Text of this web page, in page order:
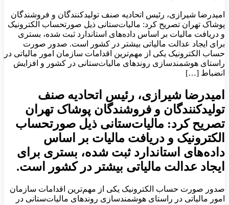
امیدرضا شیرازی، رئیس اتحادیه صنف تولیدکنندگان و فروشندگان
پوشاک تهران تصریح کرد: مالیات‌ستانی ذیل صورت‎حساب الکترونیک
و دریافت مالیات بر اساس داده‌های استاندارد ثبت شده، بستری
برای ایجاد عدالت مالیاتی بیشتر در کشور است. صدور صورت
حساب الکترونیک یکی از مهم‌ترین اقدامات سازمان امور مالیاتی در
راستای هوشمندسازی روندهای مالیات‌ستانی در کشور و افزایش
انضباط […]
امیدرضا شیرازی، رئیس اتحادیه صنف
تولیدکنندگان و فروشندگان پوشاک تهران
تصریح کرد: مالیات‌ستانی ذیل صورت‎حساب
الکترونیک و دریافت مالیات بر اساس
داده‌های استاندارد ثبت شده، بستری برای
ایجاد عدالت مالیاتی بیشتر در کشور است.
صدور صورت حساب الکترونیک یکی از مهم‌ترین اقدامات سازمان
امور مالیاتی در راستای هوشمندسازی روندهای مالیات‌ستانی در